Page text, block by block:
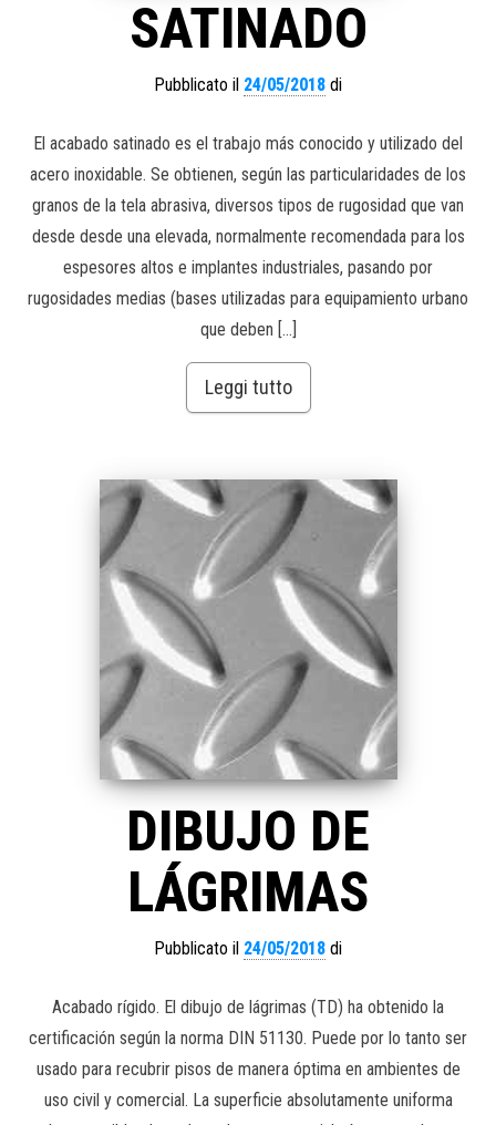
SATINADO
Pubblicato il 24/05/2018 di
El acabado satinado es el trabajo más conocido y utilizado del
acero inoxidable. Se obtienen, según las particularidades de los
granos de la tela abrasiva, diversos tipos de rugosidad que van
desde desde una elevada, normalmente recomendada para los
espesores altos e implantes industriales, pasando por
rugosidades medias (bases utilizadas para equipamiento urbano
que deben […]
Leggi tutto
DIBUJO DE
LÁGRIMAS
Pubblicato il 24/05/2018 di
Acabado rígido. El dibujo de lágrimas (TD) ha obtenido la
certificación según la norma DIN 51130. Puede por lo tanto ser
usado para recubrir pisos de manera óptima en ambientes de
uso civil y comercial. La superficie absolutamente uniforma